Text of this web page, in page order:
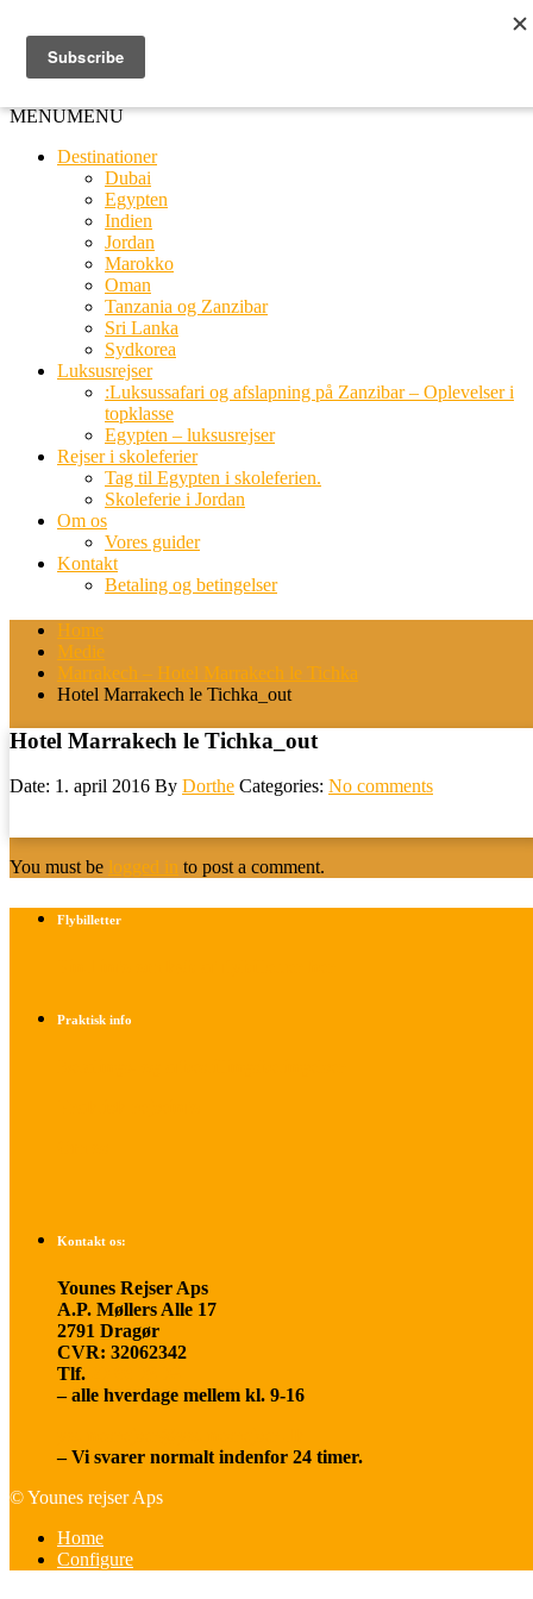
MENUMENU
Destinationer
Dubai
Egypten
Indien
Jordan
Marokko
Oman
Tanzania og Zanzibar
Sri Lanka
Sydkorea
Luksusrejser
:Luksussafari og afslapning på Zanzibar – Oplevelser i
topklasse
Egypten – luksusrejser
Rejser i skoleferier
Tag til Egypten i skoleferien.
Skoleferie i Jordan
Om os
Vores guider
Kontakt
Betaling og betingelser
Home
Medie
Marrakech – Hotel Marrakech le Tichka
Hotel Marrakech le Tichka_out
Hotel Marrakech le Tichka_out
Date: 1. april 2016 By Dorthe Categories: No comments
You must be logged in to post a comment.
Flybilletter
Praktisk info
Kontakt os:
Younes Rejser Aps
A.P. Møllers Alle 17
2791 Dragør
CVR: 32062342
Tlf.
– alle hverdage mellem kl. 9-16
– Vi svarer normalt indenfor 24 timer.
© Younes rejser Aps
Home
Configure